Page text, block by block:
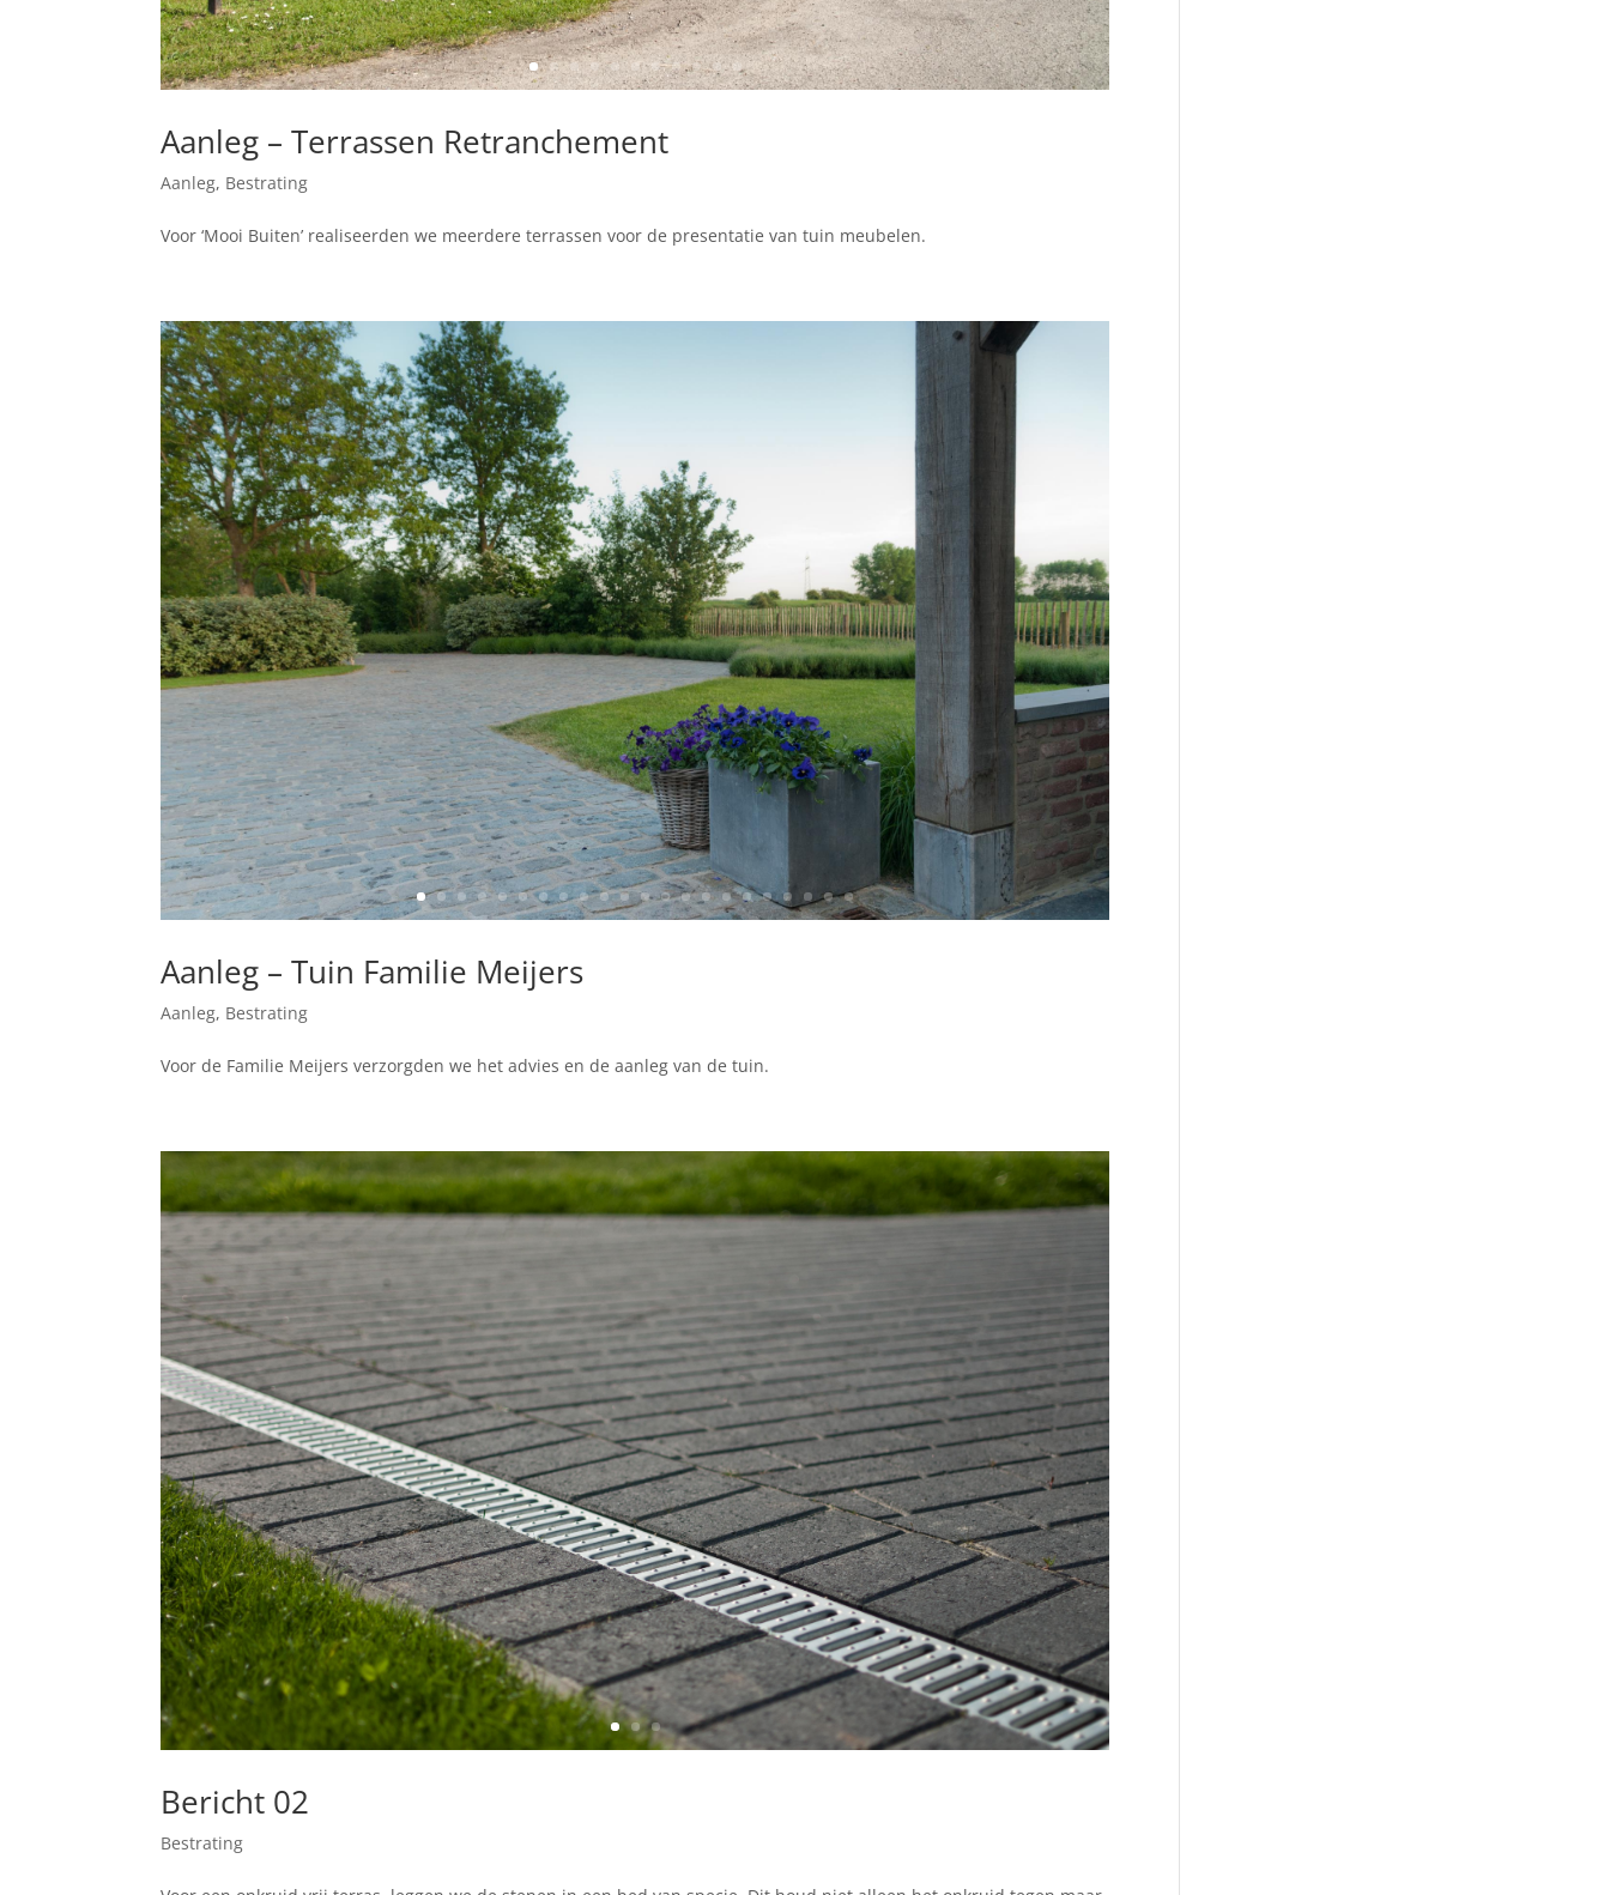
Aanleg – Terrassen Retranchement
Aanleg, Bestrating
Voor ‘Mooi Buiten’ realiseerden we meerdere terrassen voor de presentatie van tuin meubelen.
Aanleg – Tuin Familie Meijers
Aanleg, Bestrating
Voor de Familie Meijers verzorgden we het advies en de aanleg van de tuin.
Bericht 02
Bestrating